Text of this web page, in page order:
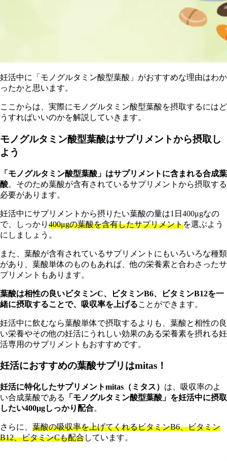
妊活中に「モノグルタミン酸型葉酸」がおすすめな理由はわか
ったかと思います。
ここからは、実際にモノグルタミン酸型葉酸を摂取するにはど
うすればいいのかを解説していきます。
モノグルタミン酸型葉酸はサプリメントから摂取し
よう
「モノグルタミン酸型葉酸」はサプリメントに含まれる合成葉
酸。そのため葉酸が含有されているサプリメントから摂取する
必要があります。
妊活中にサプリメントから摂りたい葉酸の量は1日400μgなの
で、しっかり 400μgの葉酸を含有したサプリメントを選ぶよう
にしましょう。
また、葉酸が含有されているサプリメントにもいろいろな種類
があり、葉酸単体のものもあれば、他の栄養素と合わさったサ
プリメントもあります。
葉酸は相性の良いビタミンC、ビタミンB6、ビタミンB12を一
緒に摂取することで、吸収率を上げることができます。
妊活中に飲むなら葉酸単体で摂取するよりも、葉酸と相性の良
い栄養やその他の妊活にうれしい効果のある栄養素を摂れる妊
活専用のサプリメントもおすすめです。
妊活におすすめの葉酸サプリはmitas！
妊活に特化したサプリメントmitas（ミタス） は、吸収率のよ
い合成葉酸である
「モノグルタミン酸型葉酸」を妊活中に摂取
したい400μgしっかり配合。
さらに、 葉酸の吸収率を上げてくれるビタミンB6、ビタミン
B12、ビタミンCも配合しています。